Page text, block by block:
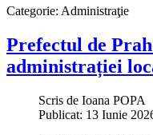
Categorie: Administraţie
Prefectul de
administrației
Scris de Ioana POPA
Publicat: 13 Iunie